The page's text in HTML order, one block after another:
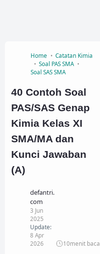
Home
Catatan Kimia
Soal PAS SMA
Soal SAS SMA
40 Contoh Soal
PAS/SAS Genap
Kimia Kelas XI
SMA/MA dan
Kunci Jawaban
(A)
defantri.
com
3 Jun
2025
Update:
8 Apr
2026
10menit baca